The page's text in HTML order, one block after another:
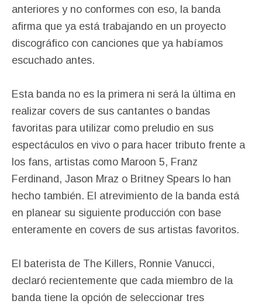
anteriores y no conformes con eso, la banda
afirma que ya está trabajando en un proyecto
discográfico con canciones que ya habíamos
escuchado antes.
Esta banda no es la primera ni será la última en
realizar covers de sus cantantes o bandas
favoritas para utilizar como preludio en sus
espectáculos en vivo o para hacer tributo frente a
los fans, artistas como Maroon 5, Franz
Ferdinand, Jason Mraz o Britney Spears lo han
hecho también. El atrevimiento de la banda está
en planear su siguiente producción con base
enteramente en covers de sus artistas favoritos.
El baterista de The Killers, Ronnie Vanucci,
declaró recientemente que cada miembro de la
banda tiene la opción de seleccionar tres